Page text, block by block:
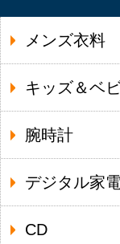
メンズ衣料
キッズ＆ベ
腕時計
デジタル家
CD